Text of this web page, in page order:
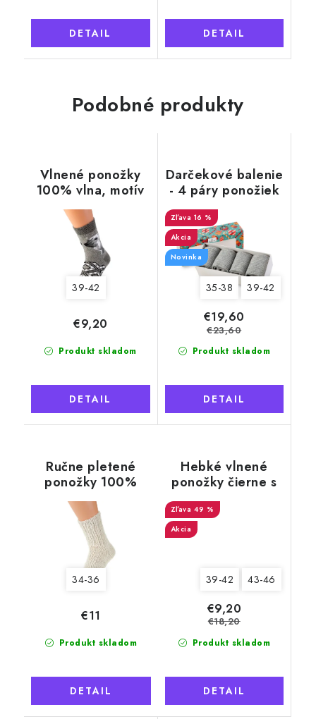
DETAIL DETAIL
Podobné produkty
Vlnené ponožky
100% vlna, motív
ľadový medveď
39-42
Produkt skladom
€9,20
DETAIL
Darčekové balenie
- 4 páry ponožiek
Merino Natural
Wool 6 dámske,
šedé
16 %
Akcia
Novinka
35-38 39-42
Produkt skladom
€19,60
€23,60
DETAIL
Ručne pletené
ponožky 100%
ovčia vlna krémová
34-36
Produkt skladom
€11
DETAIL
Hebké vlnené
ponožky čierne s
jeleňom
49 %
Akcia
39-42 43-46
Produkt skladom
€9,20
€18,20
DETAIL